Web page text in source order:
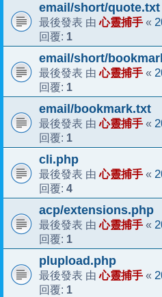
email/short/quote.txt
最後發表 由心靈捕手 «
回覆: 1
email/short/
最後發表 由心靈捕手 «
回覆: 1
email/bookmark.txt
最後發表 由心靈捕手 «
回覆: 1
cli.php
最後發表 由心靈捕手 «
回覆: 4
acp/extensions.php
最後發表 由心靈捕手 «
回覆: 1
plupload.php
最後發表 由心靈捕手 «
回覆: 1